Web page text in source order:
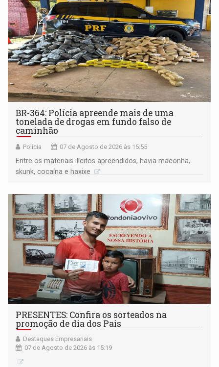
BR-364: Polícia apreende mais de uma
tonelada de drogas em fundo falso de
caminhão
Polícia 07 de Agosto de 2026 às 15:55
Entre os materiais ilícitos apreendidos, havia maconha,
skunk, cocaína e haxixe
PRESENTES: Confira os sorteados na
promoção de dia dos Pais
Destaques Empresariais
07 de Agosto de 2026 às 15:19